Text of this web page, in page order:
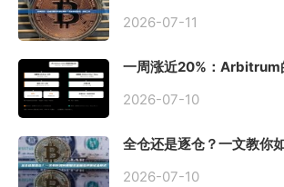
2026-07-11
一周涨近20%：Arbitrum
2026-07-10
全仓还是逐仓？一文教你
2026-07-10